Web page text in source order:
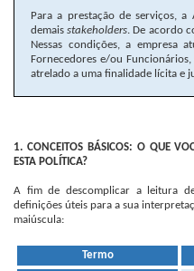
Para a prestação de serviços,
demaisstakeholders. De acordo
Nessas condições, a empresa
Fornecedores e/ou
atrelado a uma finalidade lícita e
1. CONCEITOS BÁSICOS: O QUE
ESTA POLÍTICA?
A fim de descomplicar a leitura
definições úteis para a sua
maiúscula:
Termo